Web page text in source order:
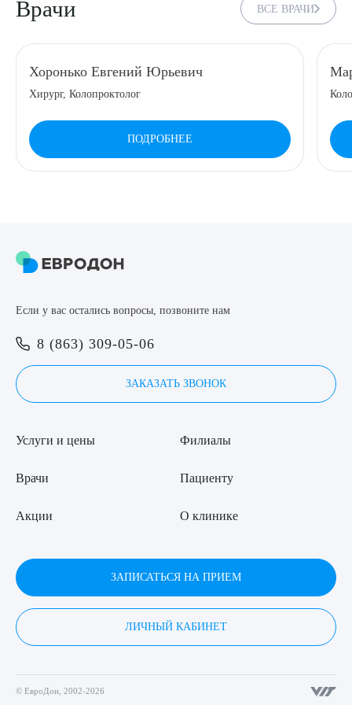
ЗАКАЗАТЬ ЗВОНОК
ЗАПИСЬ ОНЛАЙН
Врачи ВСЕ ВРАЧИ
Хоронько Евгений Юрьевич
Хирург, Колопроктолог
ПОДРОБНЕЕ
Если у вас остались вопросы, позвоните нам
8 (863) 309-05-06
ЗАКАЗАТЬ ЗВОНОК
Услуги и цены
Врачи
Акции
Филиалы
Пациенту
О клинике
ЗАПИСАТЬСЯ НА ПРИЕМ
ЛИЧНЫЙ КАБИНЕТ
© ЕвроДон, 2002-2026
ОТПРАВИТЬ
Я даю согласие наобработку персональных данных